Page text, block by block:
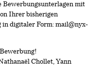
mit
Ihrer bisherigen
digitaler Form: mail@nyx-
Chollet, Yann